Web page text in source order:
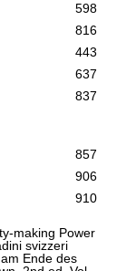
598
816
443
637
837
857
906
910
making Power
svizzeri
Ende des